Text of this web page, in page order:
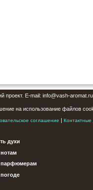
проект. E-mail: info@vash-
на использование файлов
соглашение |
духи
парфюмерам